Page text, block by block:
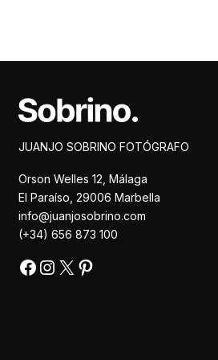
JUANJO SOBRINO FOTÓGRAFO
Orson Welles 12, Málaga
El Paraíso, 29006 Marbella
info@juanjosobrino.com
(+34) 656 873 100
Facebook
Instagram
X Pinterest